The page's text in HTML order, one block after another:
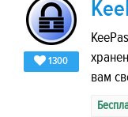
1300
вам